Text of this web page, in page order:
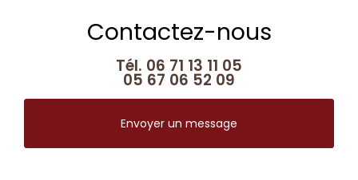
Contactez-nous
Tél. 06 71 13 11 05
05 67 06 52 09
Envoyer un message